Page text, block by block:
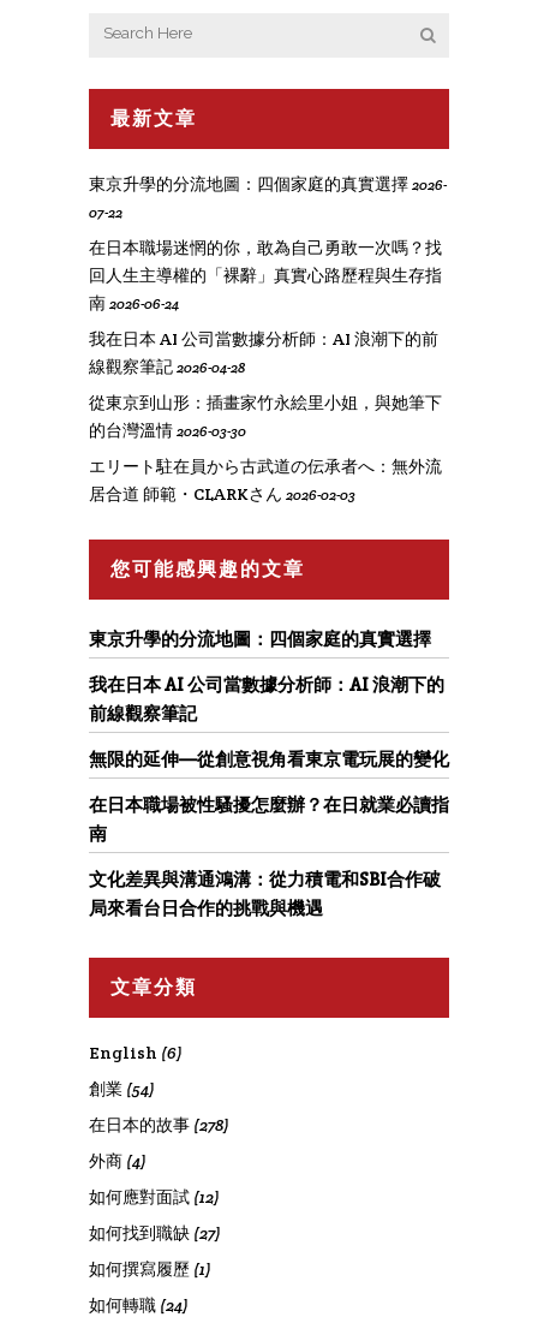
最新文章
東京升學的分流地圖：四個家庭的真實選擇 2026-
07-22
在日本職場迷惘的你，敢為自己勇敢一次嗎？找
回人生主導權的「裸辭」真實心路歷程與生存指
南 2026-06-24
我在日本 AI 公司當數據分析師：AI 浪潮下的前
線觀察筆記 2026-04-28
從東京到山形：插畫家竹永絵里小姐，與她筆下
的台灣溫情 2026-03-30
エリート駐在員から古武道の伝承者へ：無外流
居合道 師範・CLARKさん 2026-02-03
您可能感興趣的文章
東京升學的分流地圖：四個家庭的真實選擇
我在日本 AI 公司當數據分析師：AI 浪潮下的
前線觀察筆記
無限的延伸—從創意視角看東京電玩展的變化
在日本職場被性騷擾怎麼辦？在日就業必讀指
南
文化差異與溝通鴻溝：從力積電和SBI合作破
局來看台日合作的挑戰與機遇
文章分類
English (6)
創業 (54)
在日本的故事 (278)
外商 (4)
如何應對面試 (12)
如何找到職缺 (27)
如何撰寫履歷 (1)
如何轉職 (24)